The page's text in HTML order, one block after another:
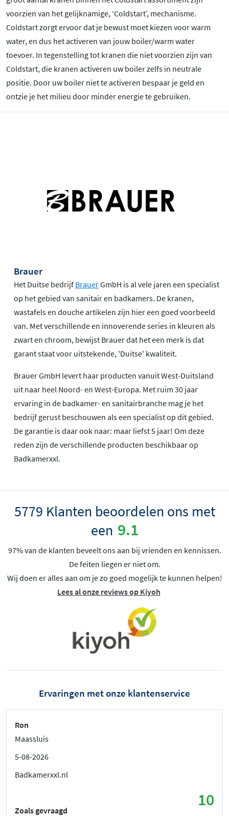
voorzien van het gelijknamige, ‘Coldstart’, mechanisme.
Coldstart zorgt ervoor dat je bewust moet kiezen voor warm
water, en dus het activeren van jouw boiler/warm water
toevoer. In tegenstelling tot kranen die niet voorzien zijn van
Coldstart, die kranen activeren uw boiler zelfs in neutrale
positie. Door uw boiler niet te activeren bespaar je geld en
ontzie je het milieu door minder energie te gebruiken.
Brauer
Het Duitse bedrijf BrauerGmbH is al vele jaren een specialist
op het gebied van sanitair en badkamers. De kranen,
wastafels en douche artikelen zijn hier een goed voorbeeld
van. Met verschillende en innoverende series in kleuren als
zwart en chroom, bewijst Brauer dat het een merk is dat
garant staat voor uitstekende, 'Duitse' kwaliteit.
Brauer GmbH levert haar producten vanuit West-Duitsland
uit naar heel Noord- en West-Europa. Met ruim 30 jaar
ervaring in de badkamer- en sanitairbranche mag je het
bedrijf gerust beschouwen als een specialist op dit gebied.
De garantie is daar ook naar: maar liefst 5 jaar! Om deze
reden zijn de verschillende producten beschikbaar op
Badkamerxxl.
5779 Klanten beoordelen ons met
een 9.1
97% van de klanten beveelt ons aan bij vrienden en kennissen.
De feiten liegen er niet om.
Wij doen er alles aan om je zo goed mogelijk te kunnen helpen!
Lees al onze reviews op Kiyoh
Ervaringen met onze klantenservice
Ron
Maassluis
5-08-2026
Badkamerxxl.nl
10
Zoals gevraagd